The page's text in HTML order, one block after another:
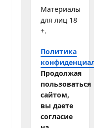
Материалы
для лиц 18
+.
Политика
Продолжая
пользоваться
сайтом,
вы даете
согласие